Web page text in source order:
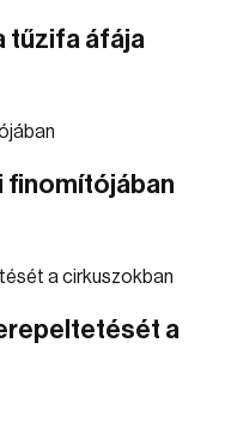
tűzifa áfája
finomítójában
a